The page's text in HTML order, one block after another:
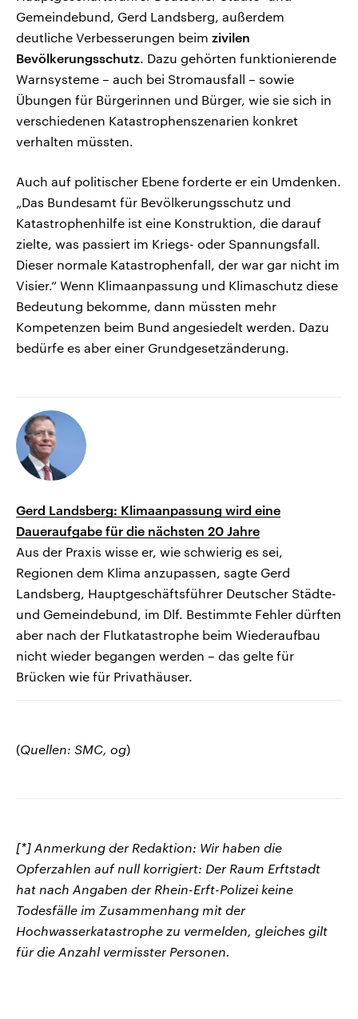
Gemeindebund, Gerd Landsberg, außerdem
deutliche Verbesserungen beim zivilen
Bevölkerungsschutz. Dazu gehörten funktionierende
Warnsysteme – auch bei Stromausfall – sowie
Übungen für Bürgerinnen und Bürger, wie sie sich in
verschiedenen Katastrophenszenarien konkret
verhalten müssten.
Auch auf politischer Ebene forderte er ein Umdenken.
„Das Bundesamt für Bevölkerungsschutz und
Katastrophenhilfe ist eine Konstruktion, die darauf
zielte, was passiert im Kriegs- oder Spannungsfall.
Dieser normale Katastrophenfall, der war gar nicht im
Visier.“ Wenn Klimaanpassung und Klimaschutz diese
Bedeutung bekomme, dann müssten mehr
Kompetenzen beim Bund angesiedelt werden. Dazu
bedürfe es aber einer Grundgesetzänderung.
Gerd Landsberg: Klimaanpassung wird eine
Daueraufgabe für die nächsten 20 Jahre
Aus der Praxis wisse er, wie schwierig es sei,
Regionen dem Klima anzupassen, sagte Gerd
Landsberg, Hauptgeschäftsführer Deutscher Städte-
und Gemeindebund, im Dlf. Bestimmte Fehler dürften
aber nach der Flutkatastrophe beim Wiederaufbau
nicht wieder begangen werden – das gelte für
Brücken wie für Privathäuser.
(Quellen: SMC, og)
[*] Anmerkung der Redaktion: Wir haben die
Opferzahlen auf null korrigiert: Der Raum Erftstadt
hat nach Angaben der Rhein-Erft-Polizei keine
Todesfälle im Zusammenhang mit der
Hochwasserkatastrophe zu vermelden, gleiches gilt
für die Anzahl vermisster Personen.